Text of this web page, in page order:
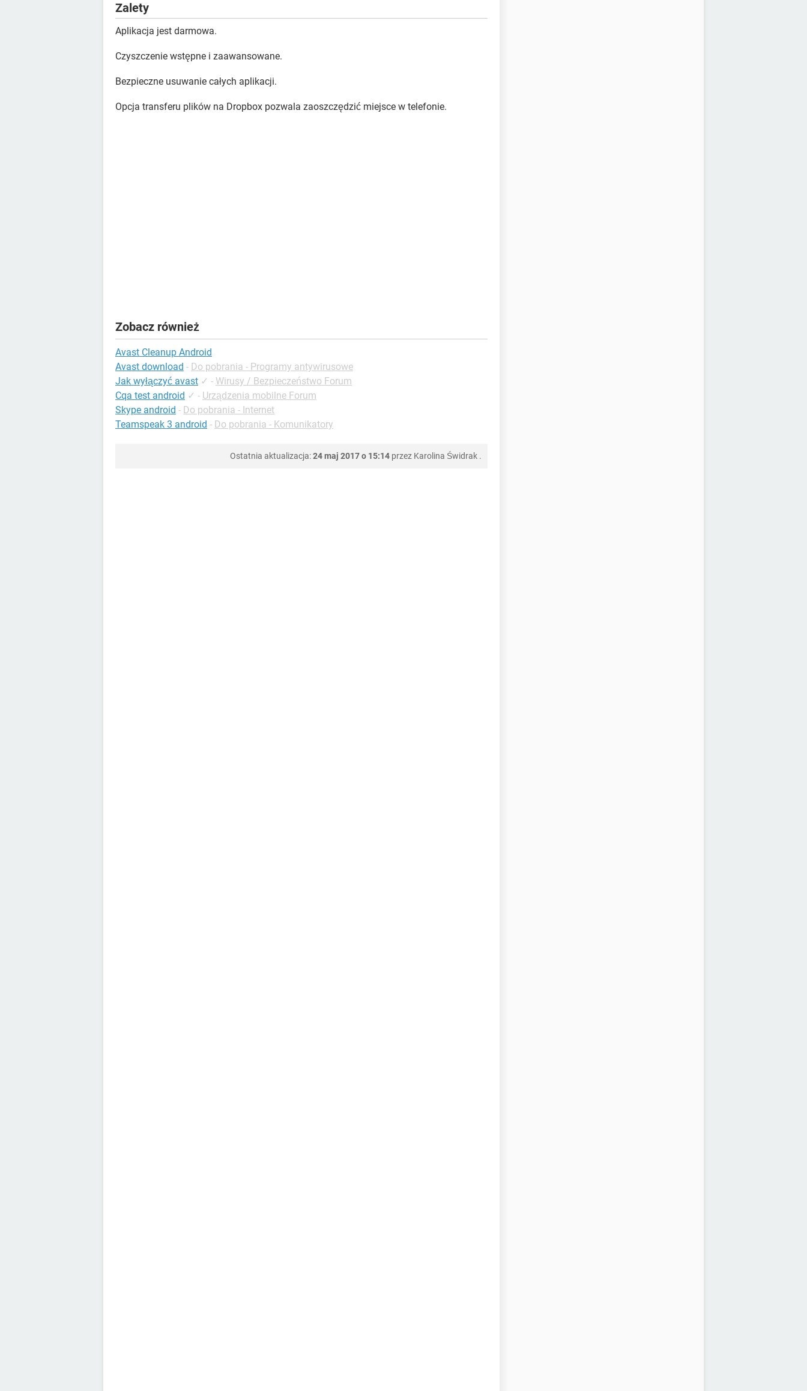
Zalety
Aplikacja jest darmowa.
Czyszczenie wstępne i zaawansowane.
Bezpieczne usuwanie całych aplikacji.
Opcja transferu plików na Dropbox pozwala zaoszczędzić miejsce w telefonie.
Zobacz również
Avast Cleanup Android
Avast download - Do pobrania - Programy antywirusowe
Jak wyłączyć avast ✓ - Wirusy / Bezpieczeństwo Forum
Cqa test android ✓ - Urządzenia mobilne Forum
Skype android - Do pobrania - Internet
Teamspeak 3 android - Do pobrania - Komunikatory
Ostatnia aktualizacja:24 maj 2017 o 15:14 przez Karolina Świdrak .